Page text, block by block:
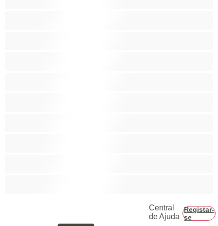
Central
de Ajuda
Registar-
se